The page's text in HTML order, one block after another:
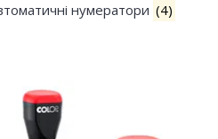
нумератори (4)